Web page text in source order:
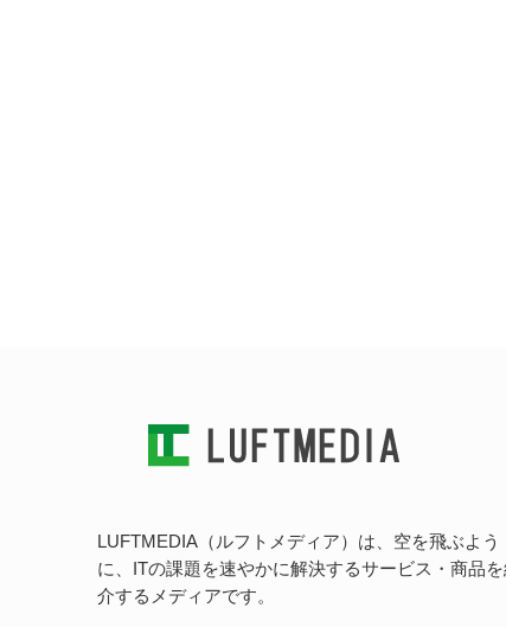
LUFTMEDIA（ルフトメディア）は、空を飛ぶよう
に、ITの課題を速やかに解決するサービス・商品を
介するメディアです。